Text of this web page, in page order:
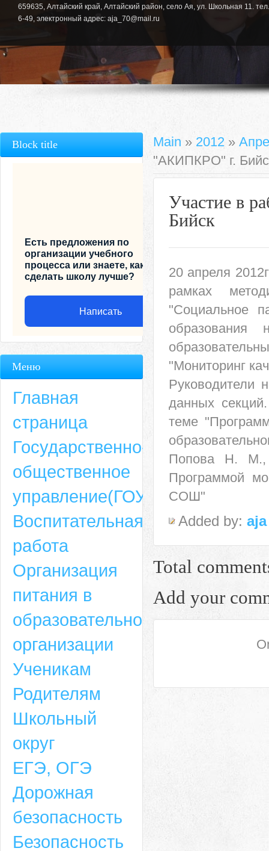
659635, Алтайский край, Алтайский район, село Ая, ул. Школьная 11.
6-49, электронный адрес: aja_70@mail.ru
Адрес
659635, Алтайский край, Алтайский район, село Ая, ул. Школьная 11.
6-49, электронный адрес: aja_70@mail.ru
Main » 2012 »
"АКИПКРО" г.
Участие в
Бийск
20 апреля
рамках
"Социальное
образования
"Мониторинг
Руководители
данных
теме
Попова Н. М.,
Программой
СОШ"
Added by: aja
Total
Add your
Block title
Есть предложения по
организации учебного
процесса или знаете, как
сделать школу лучше?
Написать
Меню
Главная
страница
Государственно-
общественное
управление(ГОУ)
Воспитательная
работа
Организация
питания в
образовательной
организации
Ученикам
Родителям
Школьный
округ
ЕГЭ, ОГЭ
Дорожная
безопасность
Безопасность